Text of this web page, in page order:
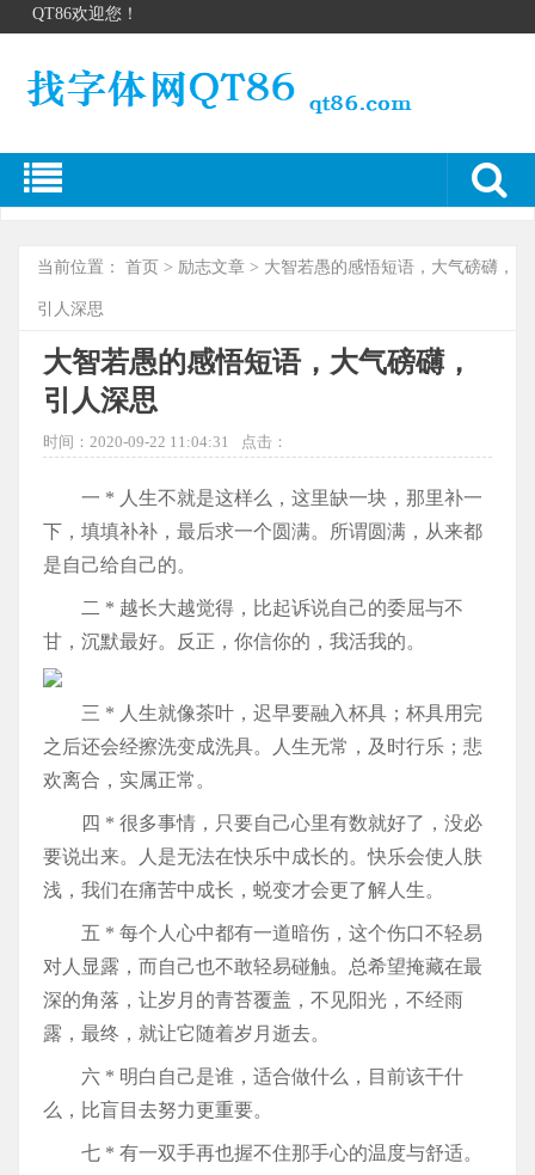
QT86欢迎您！
当前位置： 首页 > 励志文章 > 大智若愚的感悟短语，大气磅礴，
引人深思
大智若愚的感悟短语，大气磅礴，
引人深思
时间：2020-09-22 11:04:31 点击：
一 * 人生不就是这样么，这里缺一块，那里补一
下，填填补补，最后求一个圆满。所谓圆满，从来都
是自己给自己的。
二 * 越长大越觉得，比起诉说自己的委屈与不
甘，沉默最好。反正，你信你的，我活我的。
三 * 人生就像茶叶，迟早要融入杯具；杯具用完
之后还会经擦洗变成洗具。人生无常，及时行乐；悲
欢离合，实属正常。
四 * 很多事情，只要自己心里有数就好了，没必
要说出来。人是无法在快乐中成长的。快乐会使人肤
浅，我们在痛苦中成长，蜕变才会更了解人生。
五 * 每个人心中都有一道暗伤，这个伤口不轻易
对人显露，而自己也不敢轻易碰触。总希望掩藏在最
深的角落，让岁月的青苔覆盖，不见阳光，不经雨
露，最终，就让它随着岁月逝去。
六 * 明白自己是谁，适合做什么，目前该干什
么，比盲目去努力更重要。
七 * 有一双手再也握不住那手心的温度与舒适。